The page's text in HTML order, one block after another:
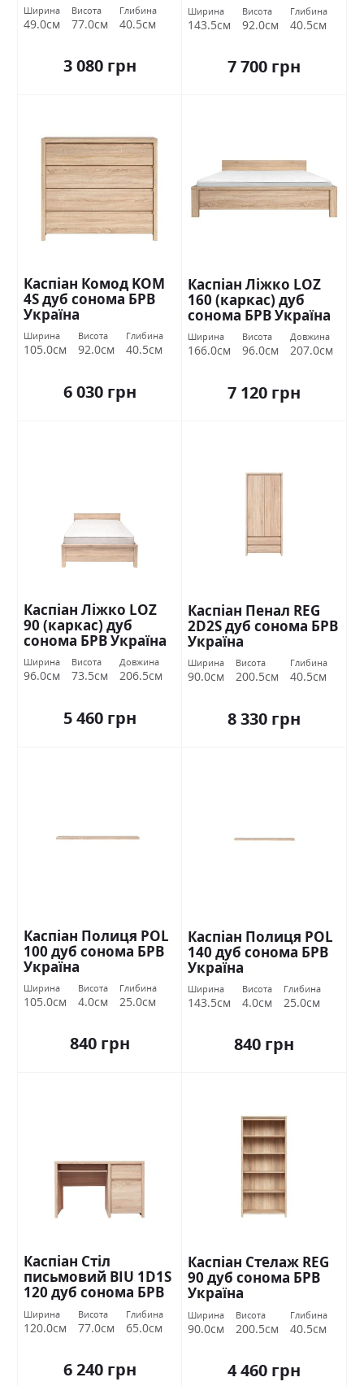
Ширина
49.0см
Висота
77.0см
Глибина
40.5см
3 080 грн
Ширина
143.5см
Висота
92.0см
Глибина
40.5см
7 700 грн
Каспіан Комод KOM
4S дуб сонома БРВ
Україна
Ширина
105.0см
Висота
92.0см
Глибина
40.5см
6 030 грн
Каспіан Ліжко LOZ
160 (каркас) дуб
сонома БРВ Україна
Ширина
166.0см
Висота
96.0см
Довжина
207.0см
7 120 грн
Каспіан Ліжко LOZ
90 (каркас) дуб
сонома БРВ Україна
Ширина
96.0см
Висота
73.5см
Довжина
206.5см
5 460 грн
Каспіан Пенал REG
2D2S дуб сонома БРВ
Україна
Ширина
90.0см
Висота
200.5см
Глибина
40.5см
8 330 грн
Каспіан Полиця POL
100 дуб сонома БРВ
Україна
Ширина
105.0см
Висота
4.0см
Глибина
25.0см
840 грн
Каспіан Полиця POL
140 дуб сонома БРВ
Україна
Ширина
143.5см
Висота
4.0см
Глибина
25.0см
840 грн
Каспіан Стіл
письмовий BIU 1D1S
120 дуб сонома БРВ
Україна
Ширина
120.0см
Висота
77.0см
Глибина
65.0см
6 240 грн
Каспіан Стелаж REG
90 дуб сонома БРВ
Україна
Ширина
90.0см
Висота
200.5см
Глибина
40.5см
4 460 грн